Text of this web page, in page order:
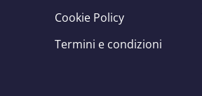
Cookie Policy
Termini e condizioni